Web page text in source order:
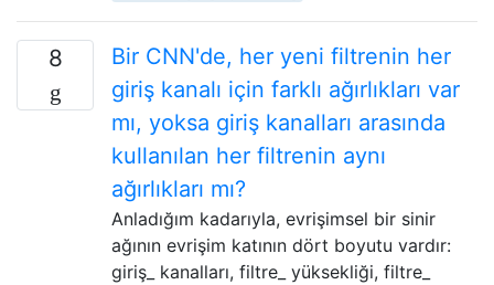
8
Bir CNN'de, her yeni filtrenin her
giriş kanalı için farklı ağırlıkları var
mı, yoksa giriş kanalları arasında
kullanılan her filtrenin aynı
ağırlıkları mı?
Anladığım kadarıyla, evrişimsel bir sinir
ağının evrişim katının dört boyutu vardır:
giriş_ kanalları, filtre_ yüksekliği, filtre_